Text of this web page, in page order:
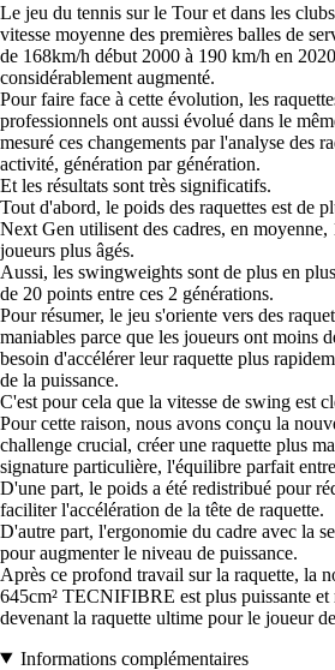
Le jeu du tennis sur le Tour et dans les
vitesse moyenne des premières balles de
de 168km/h début 2000 à 190 km/h en
considérablement augmenté.
Pour faire face à cette évolution, les
professionnels ont aussi évolué dans le
mesuré ces changements par l'analyse des
activité, génération par génération.
Et les résultats sont très significatifs.
Tout d'abord, le poids des raquettes est de
Next Gen utilisent des cadres, en moyenne,
joueurs plus âgés.
Aussi, les swingweights sont de plus en
de 20 points entre ces 2 générations.
Pour résumer, le jeu s'oriente vers des
maniables parce que les joueurs ont moins
besoin d'accélérer leur raquette plus
de la puissance.
C'est pour cela que la vitesse de swing est
Pour cette raison, nous avons conçu la
challenge crucial, créer une raquette plus
signature particulière, l'équilibre parfait
D'une part, le poids a été redistribué pour
faciliter l'accélération de la tête de raquette.
D'autre part, l'ergonomie du cadre avec la
pour augmenter le niveau de puissance.
Après ce profond travail sur la raquette, la
645cm² TECNIFIBRE est plus puissante et
devenant la raquette ultime pour le joueur
Informations complémentaires